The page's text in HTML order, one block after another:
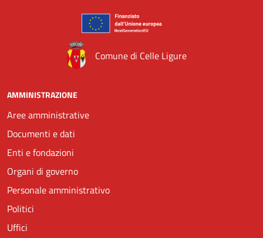
Comune di Celle Ligure
AMMINISTRAZIONE
Aree amministrative
Documenti e dati
Enti e fondazioni
Organi di governo
Personale amministrativo
Politici
Uffici